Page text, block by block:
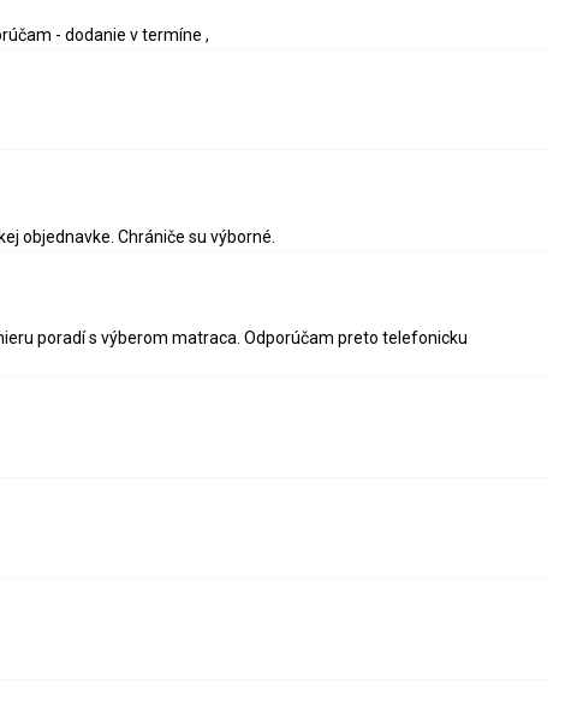
- dodanie v termíne ,
objednavke. Chrániče su výborné.
poradí s výberom matraca. Odporúčam preto telefonicku